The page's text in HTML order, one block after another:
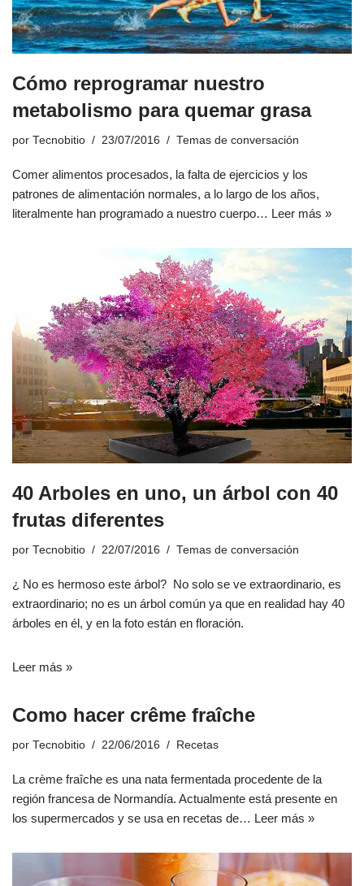
Cómo reprogramar nuestro
metabolismo para quemar grasa
por Tecnobitio 23/07/2016 Temas de conversación
Comer alimentos procesados, la falta de ejercicios y los
patrones de alimentación normales, a lo largo de los años,
literalmente han programado a nuestro cuerpo… Leer más »
40 Arboles en uno, un árbol con 40
frutas diferentes
por Tecnobitio 22/07/2016 Temas de conversación
¿ No es hermoso este árbol? No solo se ve extraordinario, es
extraordinario; no es un árbol común ya que en realidad hay 40
árboles en él, y en la foto están en floración.
Leer más »
Como hacer crême fraîche
por Tecnobitio 22/06/2016 Recetas
La crème fraîche es una nata fermentada procedente de la
región francesa de Normandía. Actualmente está presente en
los supermercados y se usa en recetas de… Leer más »